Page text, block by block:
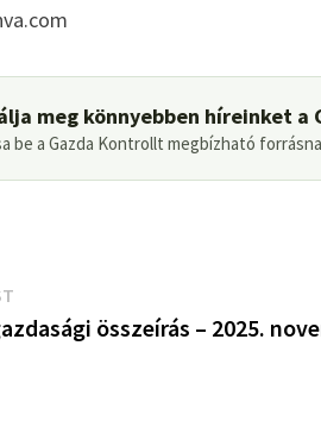
meg könnyebben híreinket a
be a Gazda Kontrollt megbízható
post:
összeírás – 2025.